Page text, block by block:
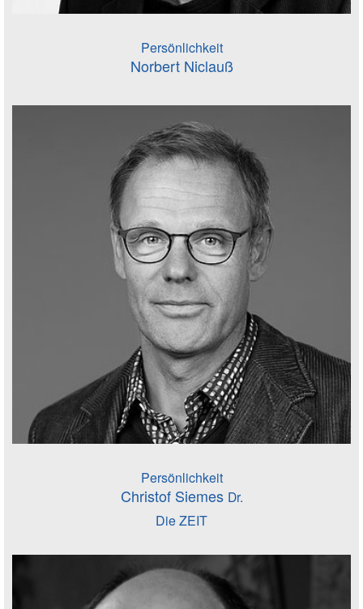
Persönlichkeit
Norbert Niclauß
Persönlichkeit
Christof Siemes Dr.
Die ZEIT